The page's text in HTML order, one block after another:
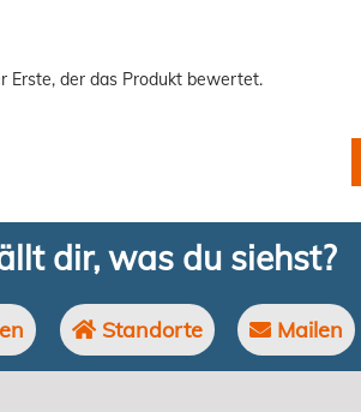
Erste, der das Produkt bewertet.
dir, was du siehst?
Standorte Mailen